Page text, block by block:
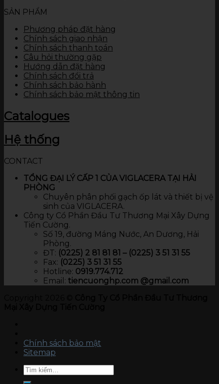
SẢN PHẨM
Phương pháp đặt hàng
Chính sách giao nhận
Chính sách thanh toán
Câu hỏi thường gặp
Hướng dẫn đặt hàng
Chính sách đổi trả
Chính sách bảo hành
Chính sách bảo mật thông tin
Catalogues
Hệ thống
CONTACT
TỔNG ĐẠI LÝ CẤP 1 CỦA VIGLACERA TẠI HẢI
PHÒNG
Chuyên phân phối gạch ốp lát và thiết bị vệ
sinh của VIGLACERA.
Công ty Cổ Phần Đầu Tư Thương Mại Xây Dựng
Tiến Cường.
Số 19, đường Máng Nước, An Dương, Hải
Phòng.
ĐT: (0225) 2 81 81 81 – (0225) 3 51 31 55
Fax: (0225) 3 51 31 55
Hotline: 0919.774.712​
Email: tiencuonghp.com @gmail.com
Chính sách bảo mật
Sitemap
Tìm